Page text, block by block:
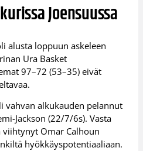
Joensuussa
alusta loppuun askeleen
Ura Basket
97–72 (53–35) eivät
vahvan alkukauden pelannut
Jackson (22/7/6s). Vasta
viihtynyt Omar Calhoun
hyökkäyspotentiaaliaan.